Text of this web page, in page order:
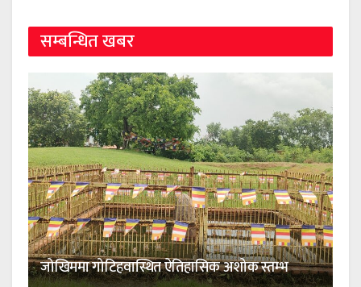
सम्बन्धित खबर
जोखिममा गोटिहवास्थित ऐतिहासिक अशोक स्तम्भ